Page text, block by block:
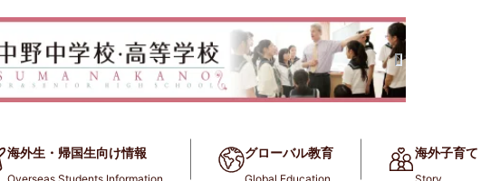
海外生・帰国生向け情報 グローバル教育 海外子育